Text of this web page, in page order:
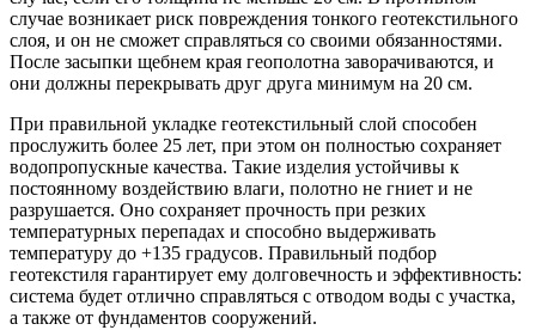
случае возникает риск повреждения тонкого геотекстильного
слоя, и он не сможет справляться со своими обязанностями.
После засыпки щебнем края геополотна заворачиваются, и
они должны перекрывать друг друга минимум на 20 см.
При правильной укладке геотекстильный слой способен
прослужить более 25 лет, при этом он полностью сохраняет
водопропускные качества. Такие изделия устойчивы к
постоянному воздействию влаги, полотно не гниет и не
разрушается. Оно сохраняет прочность при резких
температурных перепадах и способно выдерживать
температуру до +135 градусов. Правильный подбор
геотекстиля гарантирует ему долговечность и эффективность:
система будет отлично справляться с отводом воды с участка,
а также от фундаментов сооружений.